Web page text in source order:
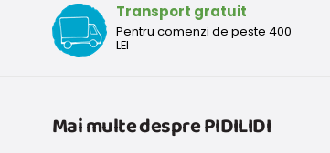
Transport gratuit
Pentru comenzi de peste 400
LEI
Mai multe despre PIDILIDI